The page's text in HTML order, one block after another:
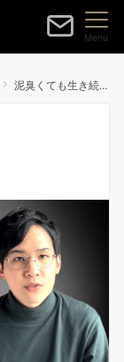
Menu
泥臭くても生き続けると誓った日